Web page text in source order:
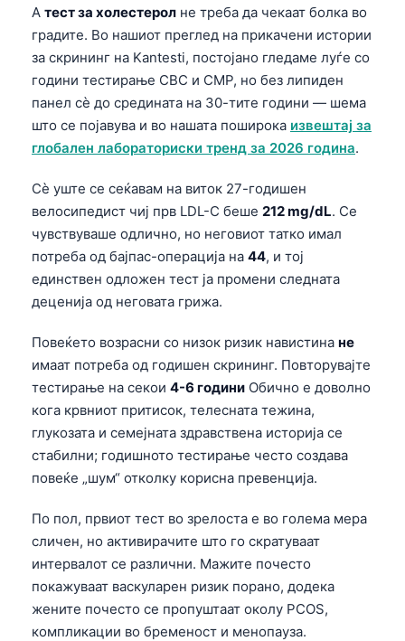
A тест за холестерол не треба да чекаат болка во
градите. Во нашиот преглед на прикачени истории
за скрининг на Kantesti, постојано гледаме луѓе со
години тестирање CBC и CMP, но без липиден
панел сè до средината на 30-тите години — шема
што се појавува и во нашата поширока извештај за
глобален лабораториски тренд за 2026 година.
Сè уште се сеќавам на виток 27-годишен
велосипедист чиј прв LDL-C беше 212 mg/dL. Се
чувствуваше одлично, но неговиот татко имал
потреба од бајпас-операција на 44, и тој
единствен одложен тест ја промени следната
деценија од неговата грижа.
Повеќето возрасни со низок ризик навистина не
имаат потреба од годишен скрининг. Повторувајте
тестирање на секои 4-6 години Обично е доволно
кога крвниот притисок, телесната тежина,
глукозата и семејната здравствена историја се
стабилни; годишното тестирање често создава
повеќе „шум“ отколку корисна превенција.
По пол, првиот тест во зрелоста е во голема мера
сличен, но активирачите што го скратуваат
интервалот се различни. Мажите почесто
покажуваат васкуларен ризик порано, додека
жените почесто се пропуштаат околу PCOS,
компликации во бременост и менопауза.